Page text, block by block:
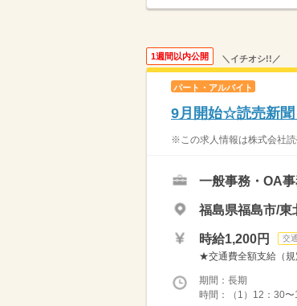
1週間以内公開 ＼イチオシ!!／
パート・アルバイト
9月開始☆読売新聞
※この求人情報は株式会社
一般事務・OA
福島県福島市/東
時給1,200円 交
★交通費全額支給（規
期間：長期
時間：（1）12：30